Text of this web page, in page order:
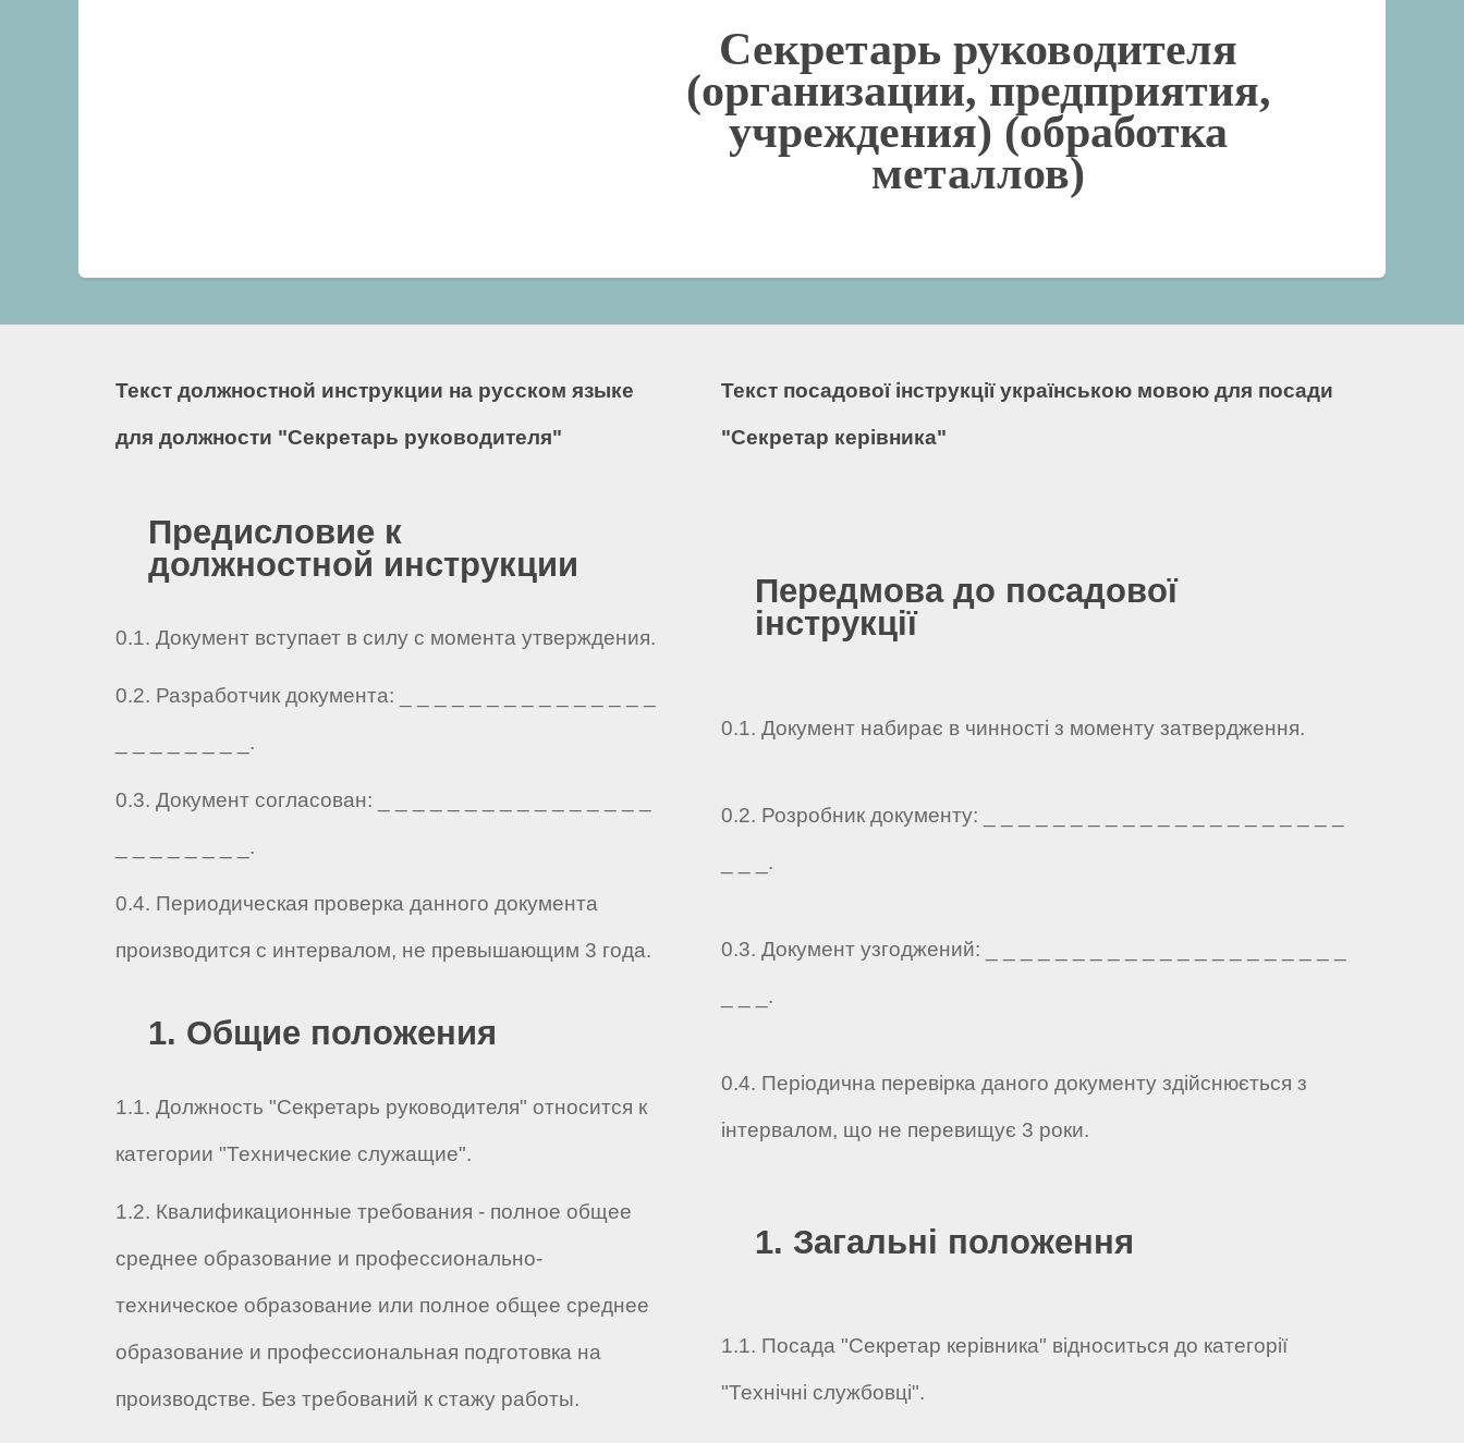
Секретарь руководителя
(организации, предприятия,
учреждения) (обработка
металлов)
Текст должностной инструкции на русском языке
для должности "Секретарь руководителя"
Предисловие к
должностной инструкции
0.1. Документ вступает в силу с момента утверждения.
0.2. Разработчик документа: _ _ _ _ _ _ _ _ _ _ _ _ _ _ _
_ _ _ _ _ _ _ _.
0.3. Документ согласован: _ _ _ _ _ _ _ _ _ _ _ _ _ _ _ _
_ _ _ _ _ _ _ _.
0.4. Периодическая проверка данного документа
производится с интервалом, не превышающим 3 года.
1. Общие положения
1.1. Должность "Секретарь руководителя" относится к
категории "Технические служащие".
1.2. Квалификационные требования - полное общее
среднее образование и профессионально-
техническое образование или полное общее среднее
образование и профессиональная подготовка на
производстве. Без требований к стажу работы.
Текст посадової інструкції українською мовою для посади
"Секретар керівника"
Передмова до посадової
інструкції
0.1. Документ набирає в чинності з моменту затвердження.
0.2. Розробник документу: _ _ _ _ _ _ _ _ _ _ _ _ _ _ _ _ _ _ _ _ _
_ _ _.
0.3. Документ узгоджений: _ _ _ _ _ _ _ _ _ _ _ _ _ _ _ _ _ _ _ _ _
_ _ _.
0.4. Періодична перевірка даного документу здійснюється з
інтервалом, що не перевищує 3 роки.
1. Загальні положення
1.1. Посада "Секретар керівника" відноситься до категорії
"Технічні службовці".